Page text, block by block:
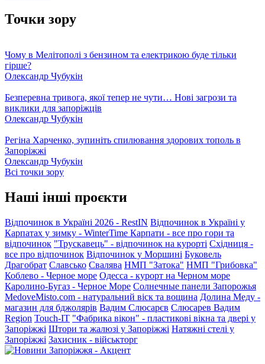
Точки зору
Чому в Мелітополі з бензином та електрикою буде тільки
гірше?
Олександр Чубукін
Безперевна тривога, якої тепер не чути… Нові загрози та
виклики для запоріжців
Олександр Чубукін
Регіна Харченко, зупиніть спилювання здорових тополь в
Запоріжжі
Олександр Чубукін
Всі точки зору
Наші інші проєкти
Відпочинок в Україні 2026 - RestIN Відпочинок в Україні у
Карпатах у зимку - WinterTime Карпати - все про гори та
відпочинок "Трускавець" - відпочинок на курорті Східниця -
все про відпочинок Відпочинок у Моршині Буковель
Драгобрат Славсько Свалява НМП "Затока" НМП "Грибовка"
Коблево - Черное море Одесса - курорт на Черном море
Каролино-Бугаз - Черное Море Солнечные панели Запорожья
MedoveMisto.com - натуральний віск та вощина Долина Меду -
магазин для бджолярів Вадим Слюсарєв Слюсарев Вадим
Region Touch-IT "Фабрика вікон" - пластикові вікна та двері у
Запоріжжі Штори та жалюзі у Запоріжжі Натяжні стелі у
Запоріжжі Захисник - військторг